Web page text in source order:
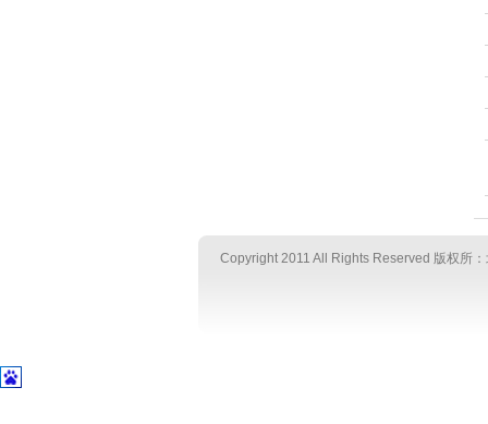
Copyright 2011 All Rights Reserved 版权所